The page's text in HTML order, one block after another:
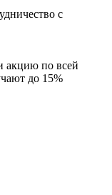
с
акцию по всей
до 15%